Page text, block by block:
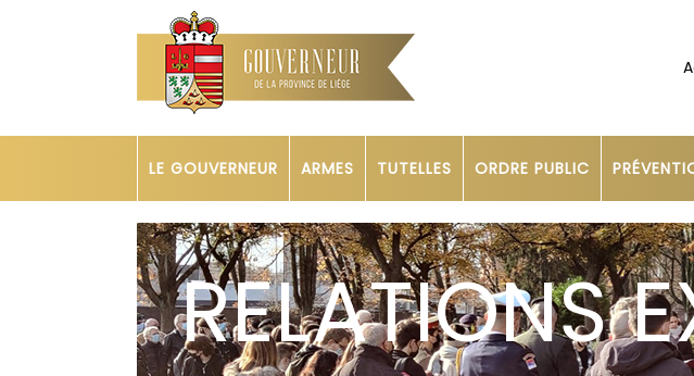
LE GOUVERNEUR ARMES TUTELLES ORDRE PUBLIC
RELATIONS